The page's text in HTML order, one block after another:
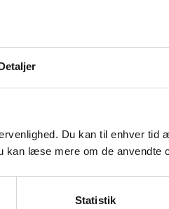
Du kan til enhver
læse mere om de anvendte
Statistik